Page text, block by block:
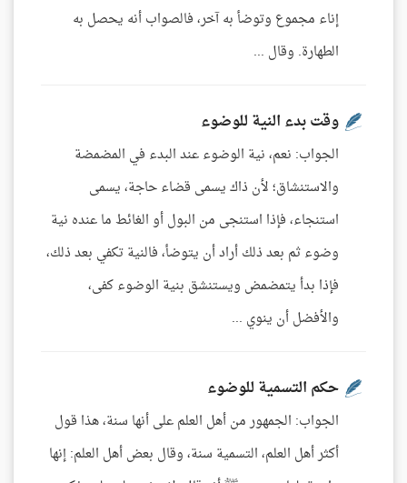
إناء مجموع وتوضأ به آخر، فالصواب أنه يحصل به
الطهارة. وقال ...
وقت بدء النية للوضوء
الجواب: نعم، نية الوضوء عند البدء في المضمضة
والاستنشاق؛ لأن ذاك يسمى قضاء حاجة، يسمى
استنجاء، فإذا استنجى من البول أو الغائط ما عنده نية
وضوء ثم بعد ذلك أراد أن يتوضأ، فالنية تكفي بعد ذلك،
فإذا بدأ يتمضمض ويستنشق بنية الوضوء كفى،
والأفضل أن ينوي ...
حكم التسمية للوضوء
الجواب: الجمهور من أهل العلم على أنها سنة، هذا قول
أكثر أهل العلم، التسمية سنة، وقال بعض أهل العلم: إنها